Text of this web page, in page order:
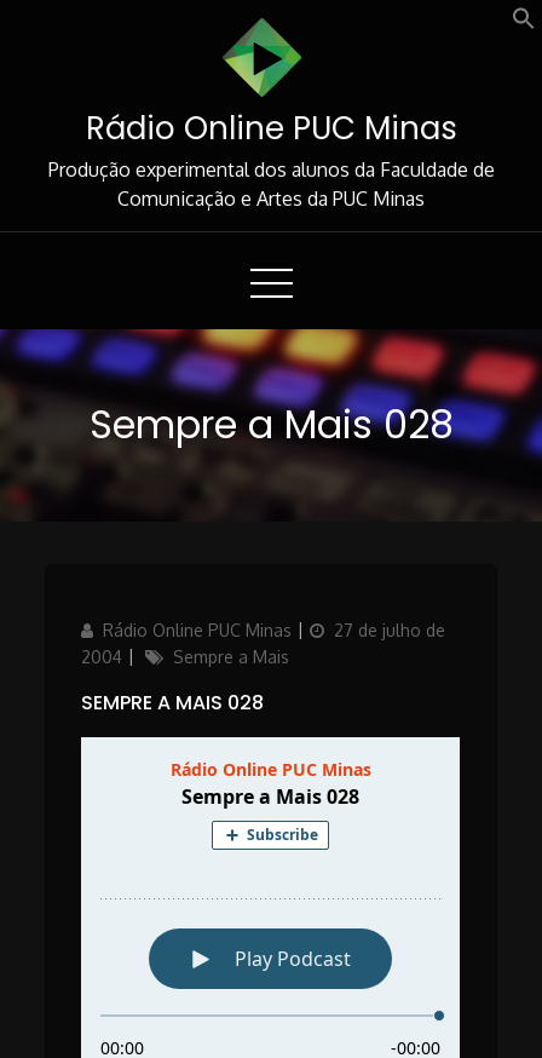
Rádio Online PUC Minas
Produção experimental dos alunos da Faculdade de
Comunicação e Artes da PUC Minas
Sempre a Mais 028
AuthorRádio Online PUC Minas
Posted27 de julho de
2004
Categories
Sempre a Mais
SEMPRE A MAIS 028